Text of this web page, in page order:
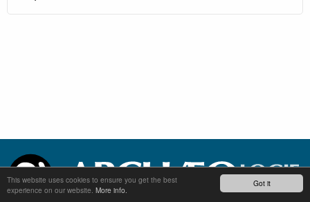
Got it
This website uses cookies to ensure you get the best
experience on our website. More info.